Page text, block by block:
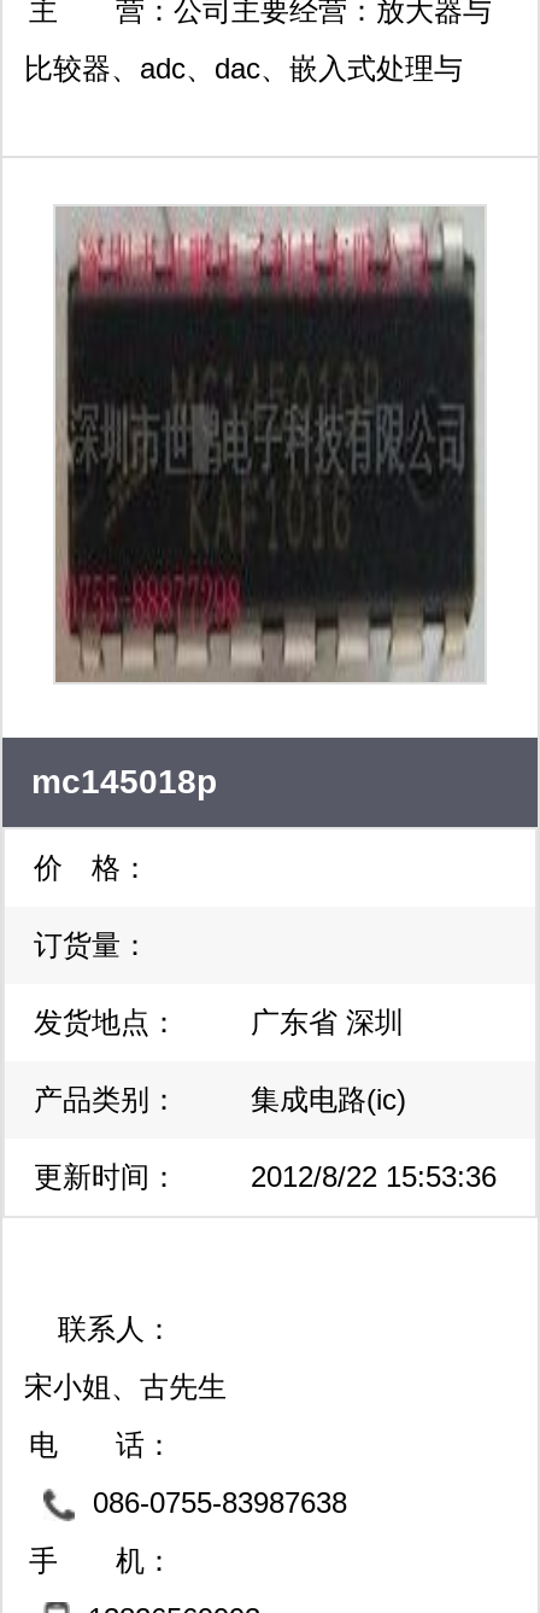
道中兴路105号儒骏大厦5
楼503室
主 营： 公司主要经营：放大器与
比较器、adc、dac、嵌入式处理与
牌有:st、xilinx、altera、ns、ad、bb、
ti、fsc、ir、on、mot。产品主要应用
到仪表仪器、汽车电子、机械电子、医
疗器械、安防、有线无线通信、军事和
航空、媒体播放器、视频处理等方面。
mc145018p
价 格：
订货量：
发货地点： 广东省 深圳
产品类别： 集成电路(ic)
更新时间： 2012/8/22 15:53:36
联系人：
宋小姐、古先生
电 话：
086-0755-83987638
88877298
手 机：